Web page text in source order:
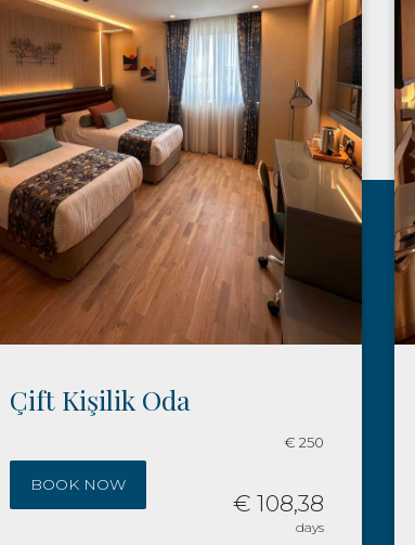
Üç Kişilik Oda
BOOK NOW
€ 151,73